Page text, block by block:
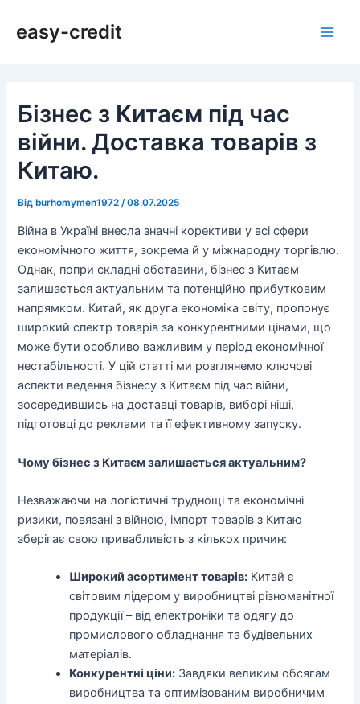
easy-credit
Бізнес з Китаєм під час
війни. Доставка товарів з
Китаю.
Відburhomymen1972 /08.07.2025
Війна в Україні внесла значні корективи у всі сфери
економічного життя, зокрема й у міжнародну торгівлю.
Однак, попри складні обставини, бізнес з Китаєм
залишається актуальним та потенційно прибутковим
напрямком. Китай, як друга економіка світу, пропонує
широкий спектр товарів за конкурентними цінами, що
може бути особливо важливим у період економічної
нестабільності. У цій статті ми розглянемо ключові
аспекти ведення бізнесу з Китаєм під час війни,
зосередившись на доставці товарів, виборі ніші,
підготовці до реклами та її ефективному запуску.
Чому бізнес з Китаєм залишається актуальним?
Незважаючи на логістичні труднощі та економічні
ризики, повязані з війною, імпорт товарів з Китаю
зберігає свою привабливість з кількох причин:
Широкий асортимент товарів: Китай є
світовим лідером у виробництві різноманітної
продукції – від електроніки та одягу до
промислового обладнання та будівельних
матеріалів.
Конкурентні ціни: Завдяки великим обсягам
виробництва та оптимізованим виробничим
по